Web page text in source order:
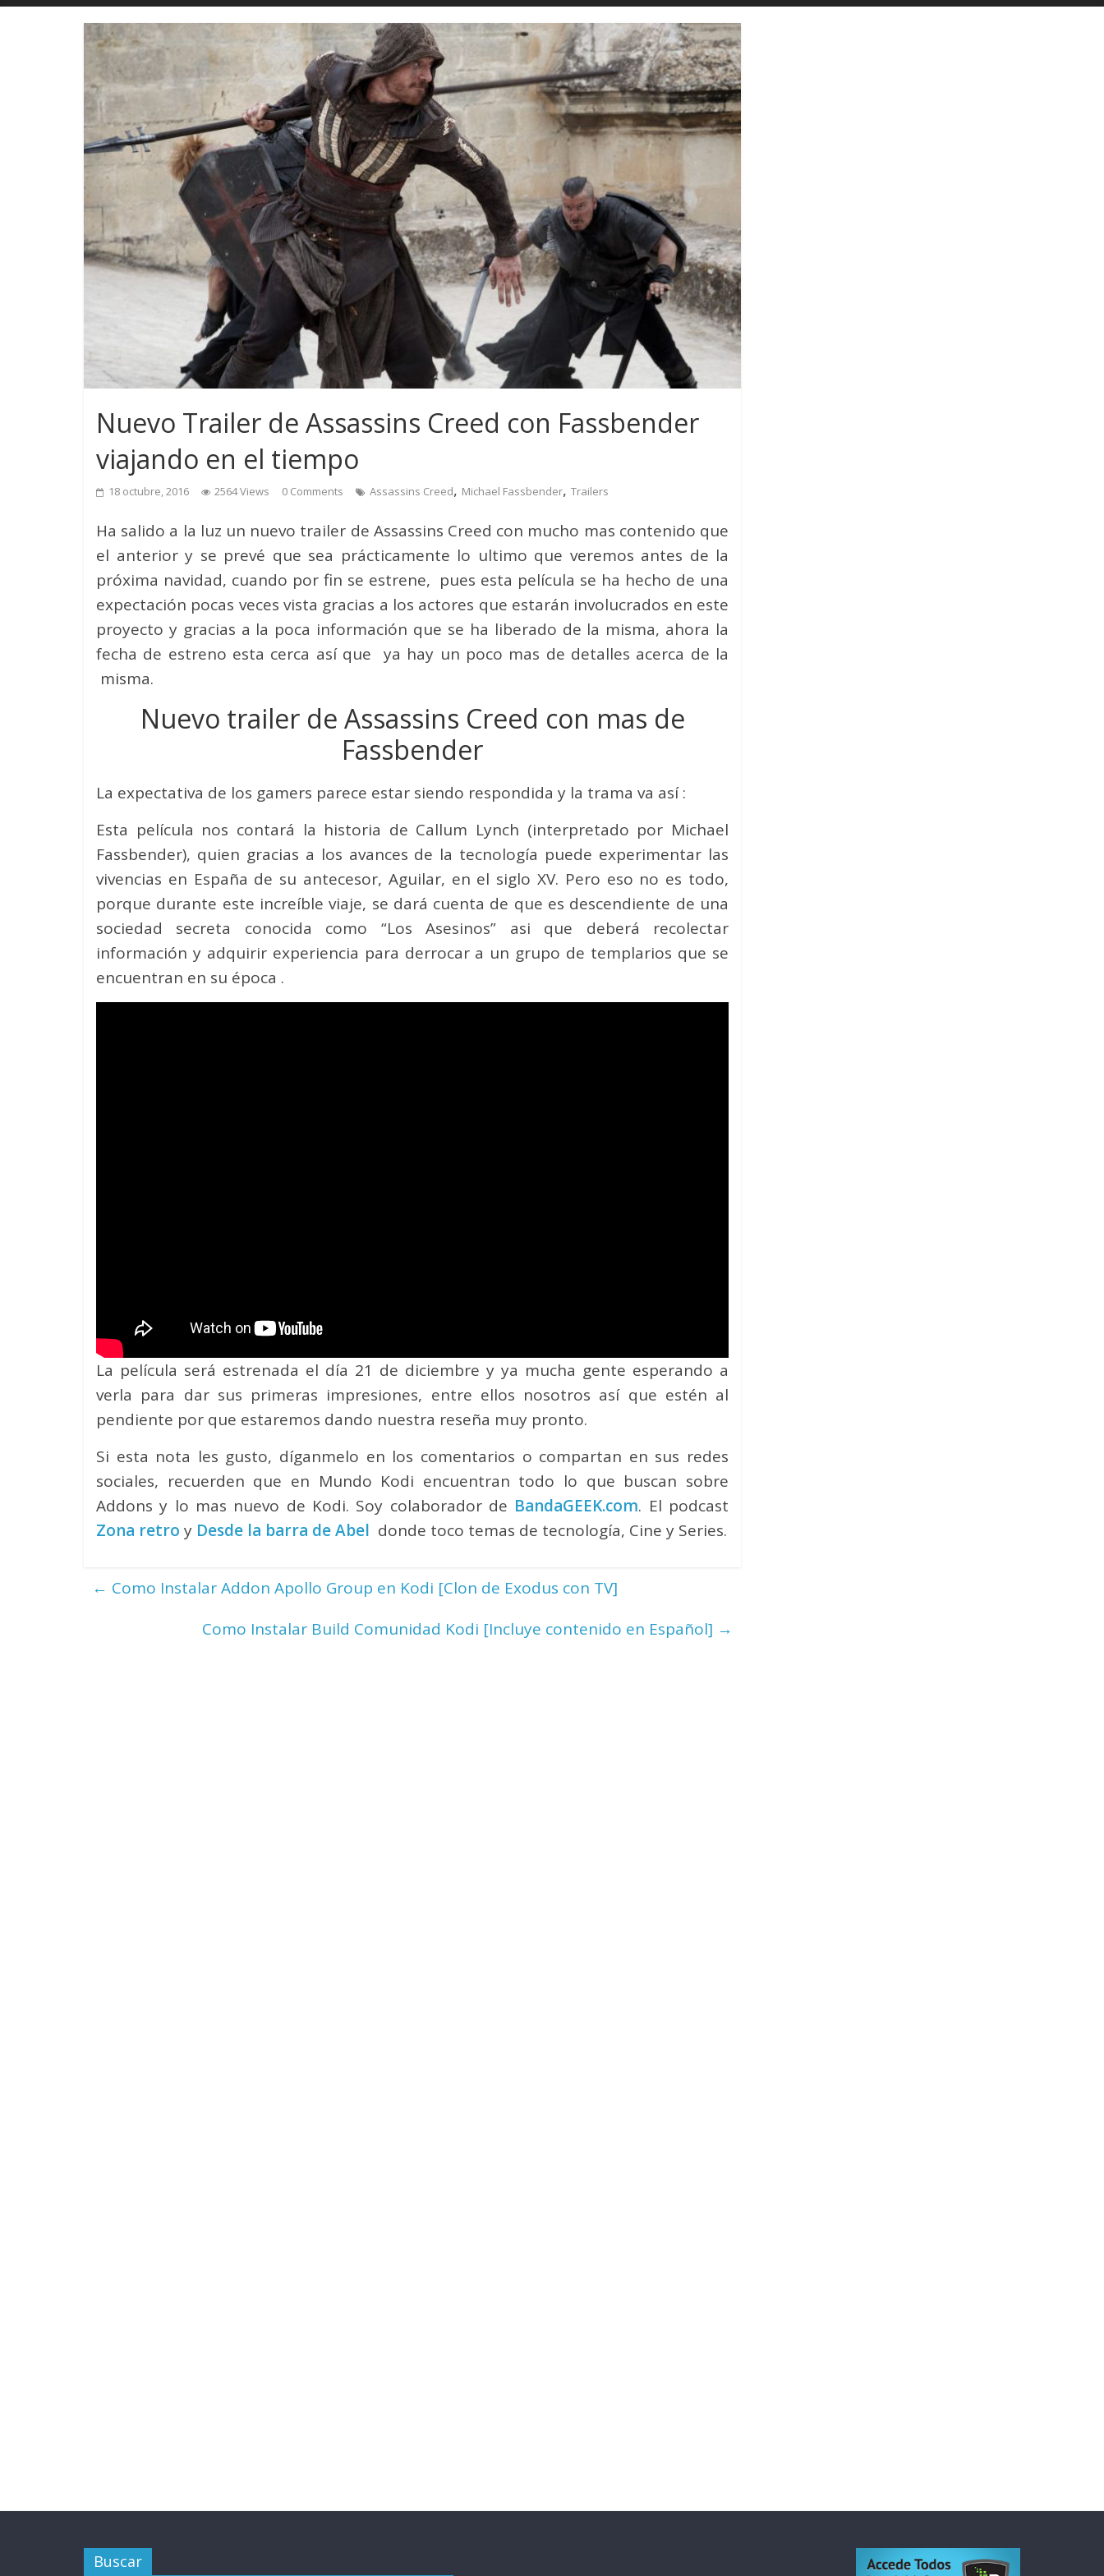
Nuevo Trailer de Assassins Creed con Fassbender
viajando en el tiempo
18 octubre, 2016 2564 Views 0 Comments Assassins Creed, Michael Fassbender, Trailers
Ha salido a la luz un nuevo trailer de Assassins Creed con mucho mas contenido que
el anterior y se prevé que sea prácticamente lo ultimo que veremos antes de la
próxima navidad, cuando por fin se estrene, pues esta película se ha hecho de una
expectación pocas veces vista gracias a los actores que estarán involucrados en este
proyecto y gracias a la poca información que se ha liberado de la misma, ahora la
fecha de estreno esta cerca así que ya hay un poco mas de detalles acerca de la
misma.
Nuevo trailer de Assassins Creed con mas de
Fassbender
La expectativa de los gamers parece estar siendo respondida y la trama va así :
Esta película nos contará la historia de Callum Lynch (interpretado por Michael
Fassbender), quien gracias a los avances de la tecnología puede experimentar las
vivencias en España de su antecesor, Aguilar, en el siglo XV. Pero eso no es todo,
porque durante este increíble viaje, se dará cuenta de que es descendiente de una
sociedad secreta conocida como “Los Asesinos” asi que deberá recolectar
información y adquirir experiencia para derrocar a un grupo de templarios que se
encuentran en su época .
La película será estrenada el día 21 de diciembre y ya mucha gente esperando a
verla para dar sus primeras impresiones, entre ellos nosotros así que estén al
pendiente por que estaremos dando nuestra reseña muy pronto.
Si esta nota les gusto, díganmelo en los comentarios o compartan en sus redes
sociales, recuerden que en Mundo Kodi encuentran todo lo que buscan sobre
Addons y lo mas nuevo de Kodi. Soy colaborador de BandaGEEK.com. El podcast
Zona retro y Desde la barra de Abel donde toco temas de tecnología, Cine y Series.
← Como Instalar Addon Apollo Group en Kodi [Clon de Exodus con TV]
Como Instalar Build Comunidad Kodi [Incluye contenido en Español] →
Buscar